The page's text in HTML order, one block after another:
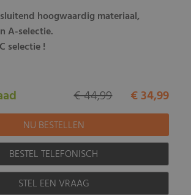
hoogwaardig materiaal,
A-selectie.
selectie !
€ 34,99
€ 44,99
BESTEL TELEFONISCH
STEL EEN VRAAG